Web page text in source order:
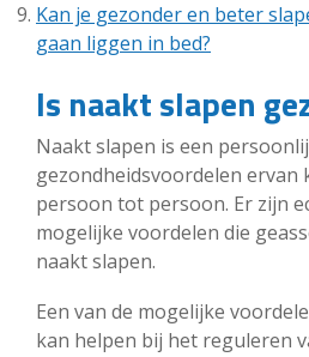
Kan je gezonder en beter
gaan liggen in bed?
Is naakt slapen
Naakt slapen is een
gezondheidsvoordelen ervan
persoon tot persoon. Er zijn
mogelijke voordelen die
naakt slapen.
Een van de mogelijke
kan helpen bij het reguleren